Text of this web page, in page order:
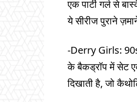
एक पार्टी गर्ल से
ये सीरीज पुराने
-Derry Girls:
के बैकड्रॉप में सेट
दिखाती है, जो